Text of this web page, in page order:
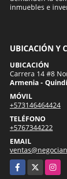
inmuebles e
UBICACIÓN Y
UBICACIÓN
Carrera 14 #8
Armenia -
MÓVIL
+573146464424
TELÉFONO
+5767344222
EMAIL
Facebook